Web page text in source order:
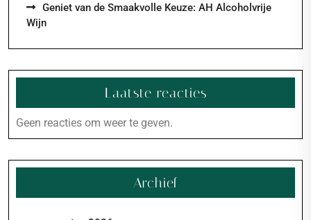
Geniet van de Smaakvolle Keuze: AH Alcoholvrije
Wijn
Laatste reacties
Geen reacties om weer te geven.
Archief